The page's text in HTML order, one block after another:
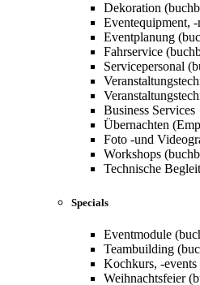
Dekoration
Eventequipment,
Eventplanung
Fahrservice
Servicepersonal
Business Services
Übernachten
Foto -und
Workshops
Technische
Specials
Eventmodule
Teambuilding
Kochkurs, -events
Weihnachtsfeier